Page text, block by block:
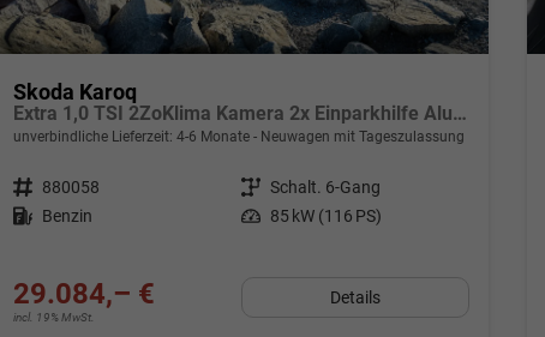
Skoda Karoq
Extra 1,0 TSI 2ZoKlima Kamera 2x Einparkhilfe Alu Felgen 5J Garantie Sitzheizung LED Scheinwerfer ACC
unverbindliche Lieferzeit: 4-6 Monate Neuwagen mit Tageszulassung
Fahrzeugnr. 880058 Getriebe Schalt. 6-Gang
Kraftstoff Benzin Leistung 85 kW (116 PS)
29.084,– €
incl. 19% MwSt.
Details